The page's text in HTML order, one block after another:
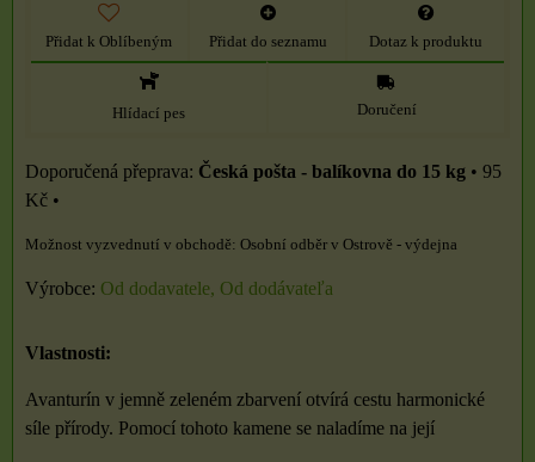
Přidat k Oblíbeným Přidat do seznamu Dotaz k produktu
Hlídací pes Doručení
Česká pošta - balíkovna do 15 kg • 95
Kč •
Osobní odběr v Ostrově - výdejna
Výrobce: Od dodavatele, Od dodávateľa
Vlastnosti:
Avanturín v jemně zeleném zbarvení otvírá cestu harmonické
síle přírody. Pomocí tohoto kamene se naladíme na její